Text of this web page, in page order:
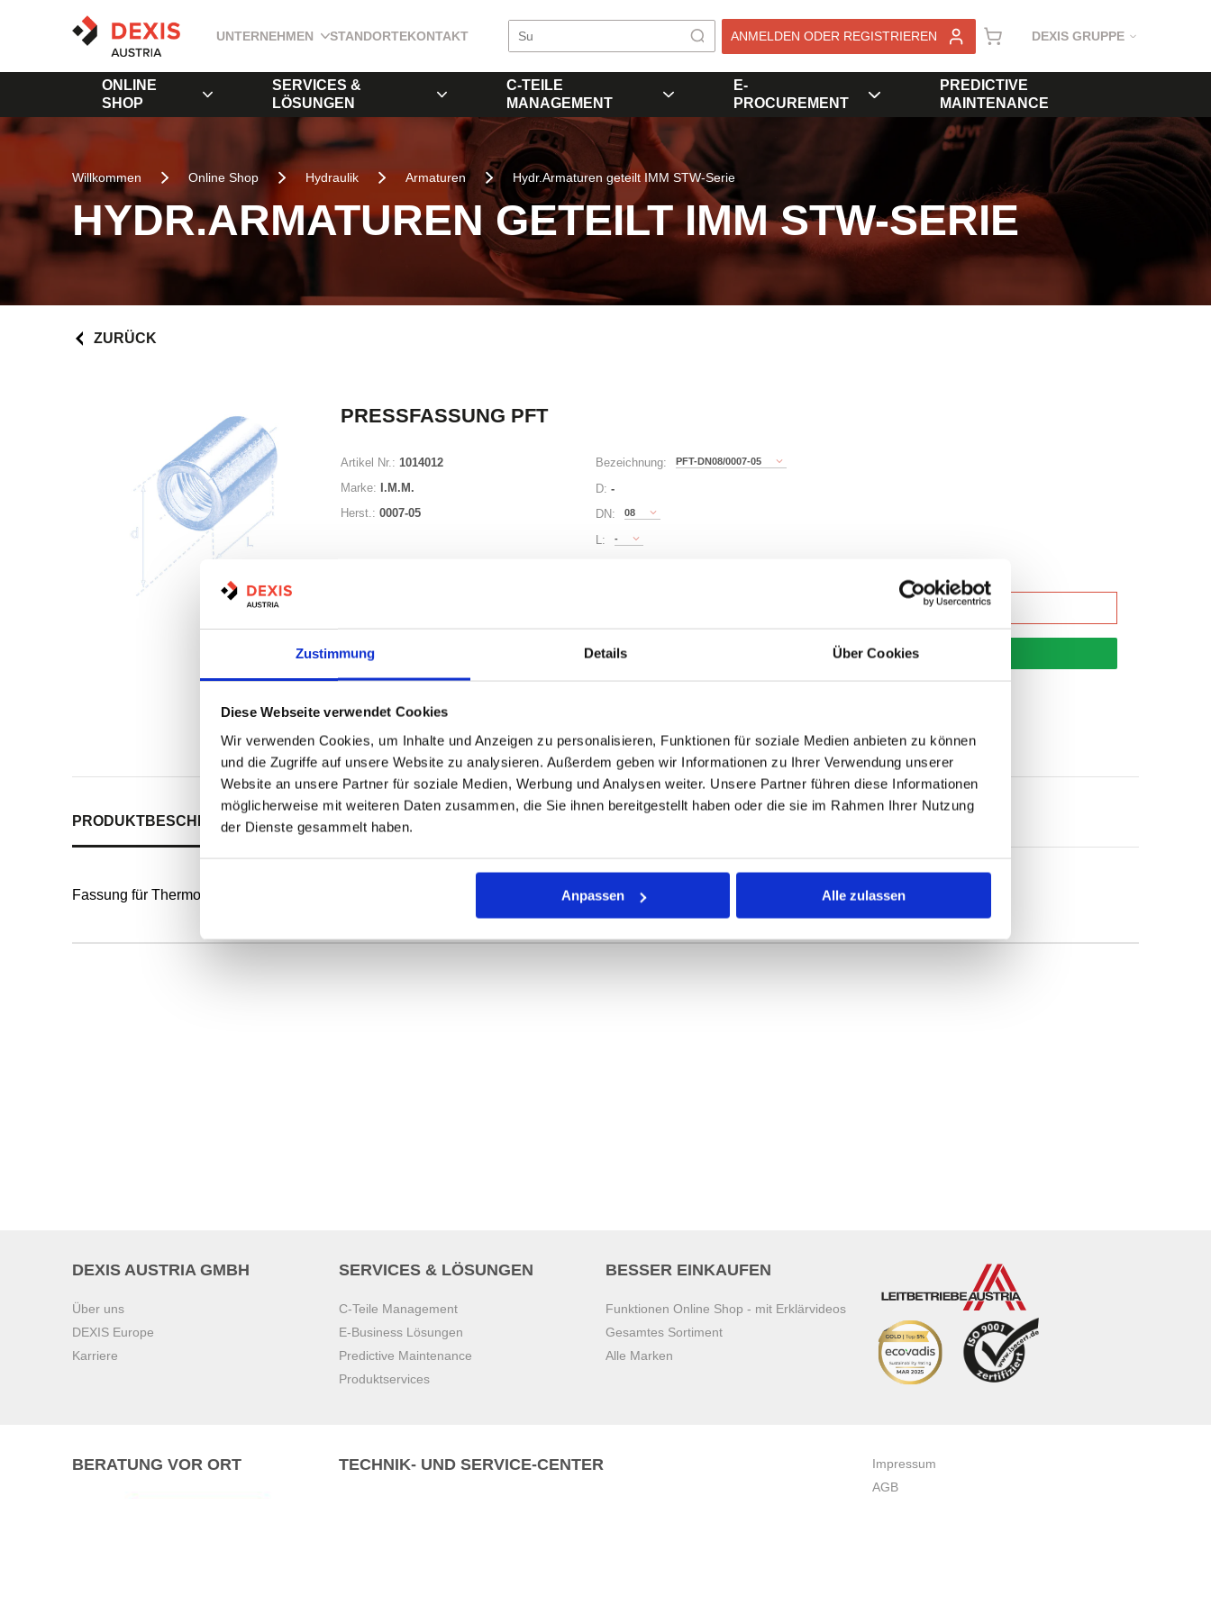
Zustimmung Details Über Cookies
Diese Webseite verwendet Cookies
Wir verwenden Cookies, um Inhalte und Anzeigen zu personalisieren, Funktionen für soziale Medien anbieten zu können
und die Zugriffe auf unsere Website zu analysieren. Außerdem geben wir Informationen zu Ihrer Verwendung unserer
Website an unsere Partner für soziale Medien, Werbung und Analysen weiter. Unsere Partner führen diese Informationen
möglicherweise mit weiteren Daten zusammen, die Sie ihnen bereitgestellt haben oder die sie im Rahmen Ihrer Nutzung
der Dienste gesammelt haben.
Anpassen Alle zulassen
UNTERNEHMEN STANDORTEKONTAKT ANMELDEN ODER REGISTRIEREN DEXIS GRUPPE
ONLINE
SHOP
SERVICES &
LÖSUNGEN
C-TEILE
MANAGEMENT
E-
PROCUREMENT
PREDICTIVE
MAINTENANCE
Willkommen Online Shop Hydraulik Armaturen Hydr.Armaturen geteilt IMM STW-Serie
HYDR.ARMATUREN GETEILT IMM STW-SERIE
ZURÜCK
PRESSFASSUNG PFT
Artikel Nr.: 1014012
Marke: I.M.M.
Herst.: 0007-05
Bezeichnung: PFT-DN08/0007-05
D: -
DN:
08
L: -
Print
PRODUKTBESCHREIBUNGALLE SPEZIFIKATIONEN
Fassung für Thermoplastikschläuche der Type TN1
DEXIS AUSTRIA GMBH
Über uns
DEXIS Europe
Karriere
SERVICES & LÖSUNGEN
C-Teile Management
E-Business Lösungen
Predictive Maintenance
Produktservices
BESSER EINKAUFEN
Funktionen Online Shop - mit Erklärvideos
Gesamtes Sortiment
Alle Marken
BERATUNG VOR ORT TECHNIK- UND SERVICE-CENTER
Impressum
AGB